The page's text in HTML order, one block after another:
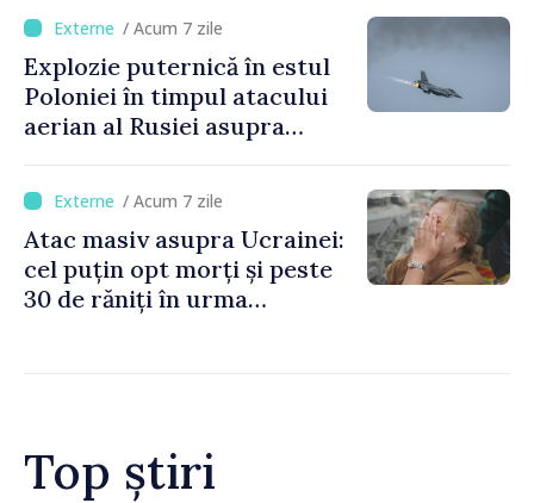
/ Acum 7 zile
Explozie puternică în estul
Poloniei în timpul atacului
aerian al Rusiei asupra
/ Acum 7 zile
Atac masiv asupra Ucrainei:
cel puțin opt morți și peste
30 de răniți în urma
Top știri